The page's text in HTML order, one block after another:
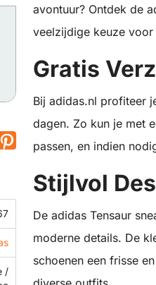
/
avontuur? Ontdek de
veelzijdige keuze
Gratis
Bij adidas.nl profiteer
dagen. Zo kun je met
passen, en indien
Stijlvol
De adidas Tensaur
moderne details. De
schoenen een frisse